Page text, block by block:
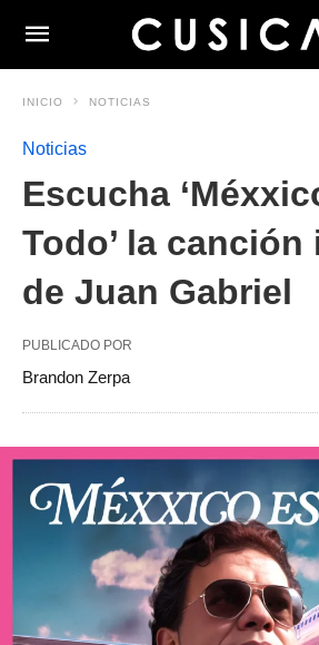
INICIO NOTICIAS
Noticias
Escucha
Todo’ la canción
de Juan Gabriel
PUBLICADO POR
Brandon Zerpa